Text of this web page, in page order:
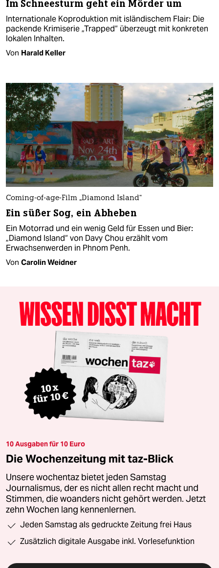
Im Schneesturm geht ein Mörder um
Internationale Koproduktion mit isländischem Flair: Die
packende Krimiserie „Trapped“ überzeugt mit konkreten
lokalen Inhalten.
Von Harald Keller
Coming-of-age-Film „Diamond Island“
Ein süßer Sog, ein Abheben
Ein Motorrad und ein wenig Geld für Essen und Bier:
„Diamond Island“ von Davy Chou erzählt vom
Erwachsenwerden in Phnom Penh.
Von Carolin Weidner
10 Ausgaben für 10 Euro
Die Wochenzeitung mit taz-Blick
Unsere wochentaz bietet jeden Samstag
Journalismus, der es nicht allen recht macht und
Stimmen, die woanders nicht gehört werden. Jetzt
zehn Wochen lang kennenlernen.
Jeden Samstag als gedruckte Zeitung frei Haus
Zusätzlich digitale Ausgabe inkl. Vorlesefunktion